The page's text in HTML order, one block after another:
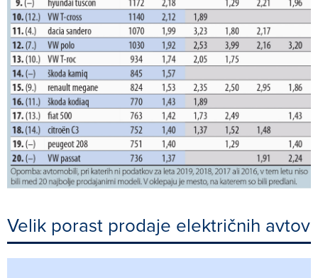
Velik porast prodaje električnih avtov